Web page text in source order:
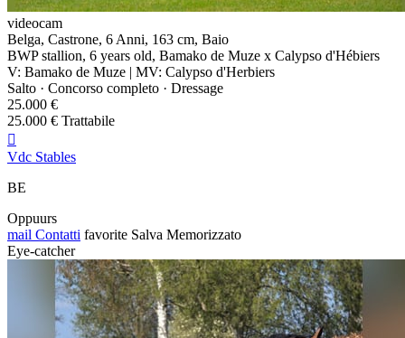
videocam
Belga, Castrone, 6 Anni, 163 cm, Baio
BWP stallion, 6 years old, Bamako de Muze x Calypso d'Hébiers
V: Bamako de Muze | MV: Calypso d'Herbiers
Salto · Concorso completo · Dressage
25.000 €
25.000 € Trattabile

Vdc Stables
BE
Oppuurs
mail Contatti favorite Salva Memorizzato
Eye-catcher